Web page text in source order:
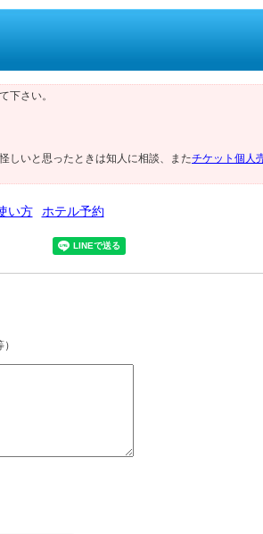
下さい。
しいと思ったときは知人に相談、またチケット個人
い方 ホテル予約